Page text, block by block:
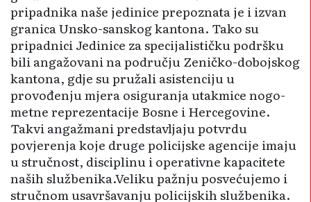
pripadnika naše jedinice prepoznata je i izvan
granica Unsko-sanskog kantona. Tako su
pripadnici Jedinice za specijalističku po­dr­šku
bili angažovani na području Zeničko-dobojskog
kantona, gdje su pružali asistenciju u
provođenju mjera osiguranja utakmice nogo­
metne reprezentacije Bosne i He­rce­govine.
Takvi angažmani predstavljaju potvrdu
povjerenja koje druge policijske agencije imaju
u stručnost, disciplinu i operativne kapacitete
naših službenika.Veliku pažnju posvećujemo i
stručnom usavršavanju policijskih službenika.